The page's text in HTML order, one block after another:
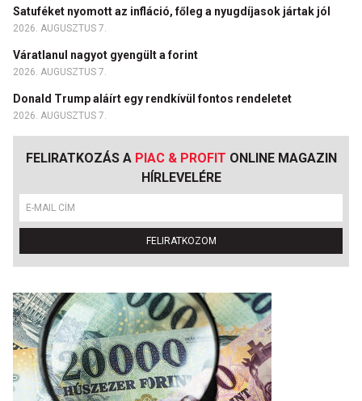
Satuféket nyomott az infláció, főleg a nyugdíjasok jártak jól
2026. AUGUSZTUS 7.
Váratlanul nagyot gyengült a forint
2026. AUGUSZTUS 7.
Donald Trump aláírt egy rendkívül fontos rendeletet
2026. AUGUSZTUS 7.
FELIRATKOZÁS A PIAC & PROFIT ONLINE MAGAZIN
HÍRLEVELÉRE
FELIRATKOZOM